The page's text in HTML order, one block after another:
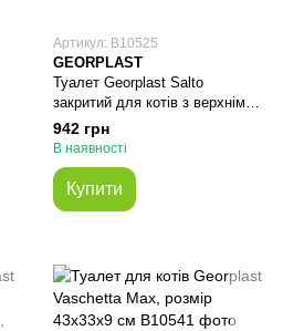
Артикул: В10525
GEORPLAST
Туалет Georplast Salto
закритий для котів з верхнім
входом, розмір 56x40x38 см
942 грн
В наявності
Купити